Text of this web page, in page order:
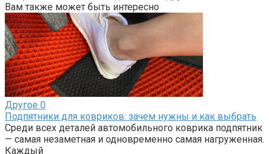
Вам также может быть интересно
Другое 0
Подпятники для ковриков: зачем нужны и как выбрать
Среди всех деталей автомобильного коврика подпятник
— самая незаметная и одновременно самая нагруженная.
Каждый